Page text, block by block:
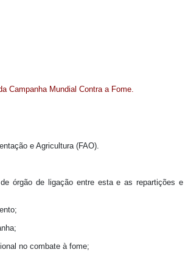
Campanha Mundial Contra a Fome.
e Agricultura (FAO).
órgão de ligação entre esta e as repartições e
no combate à fome;